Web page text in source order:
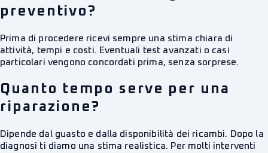
preventivo?
Prima di procedere ricevi sempre una stima chiara di
attività, tempi e costi. Eventuali test avanzati o casi
particolari vengono concordati prima, senza sorprese.
Quanto tempo serve per una
riparazione?
Dipende dal guasto e dalla disponibilità dei ricambi. Dopo la
diagnosi ti diamo una stima realistica. Per molti interventi